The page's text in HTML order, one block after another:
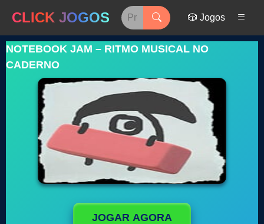
CLICK JOGOS 🎲 Jogos
NOTEBOOK JAM – RITMO MUSICAL NO
CADERNO
JOGAR AGORA